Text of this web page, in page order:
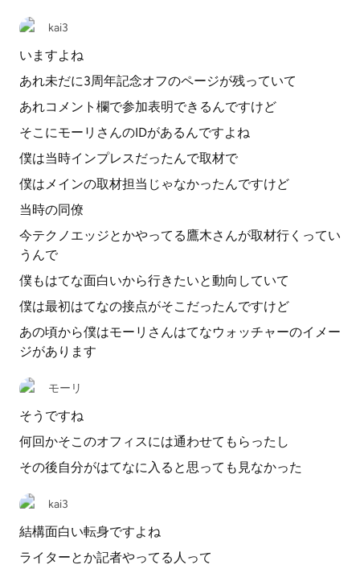
kai3
いますよね
あれ未だに3周年記念オフのページが残っていて
あれコメント欄で参加表明できるんですけど
そこにモーリさんのIDがあるんですよね
僕は当時インプレスだったんで取材で
僕はメインの取材担当じゃなかったんですけど
当時の同僚
今テクノエッジとかやってる鷹木さんが取材行くってい
うんで
僕もはてな面白いから行きたいと動向していて
僕は最初はてなの接点がそこだったんですけど
あの頃から僕はモーリさんはてなウォッチャーのイメー
ジがあります
モーリ
そうですね
何回かそこのオフィスには通わせてもらったし
その後自分がはてなに入ると思っても見なかった
kai3
結構面白い転身ですよね
ライターとか記者やってる人って